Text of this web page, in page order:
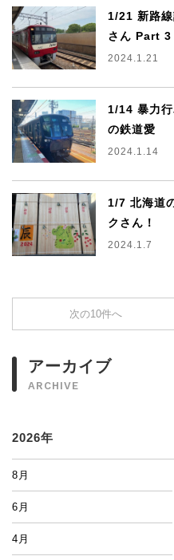
1/21 新路
さん Part 3
2024.1.21
1/14 暴力
の鉄道愛
2024.1.14
1/7 北海道
クさん！
2024.1.7
次の10件へ
アーカイブ
ARCHIVE
2026年
8月
6月
4月